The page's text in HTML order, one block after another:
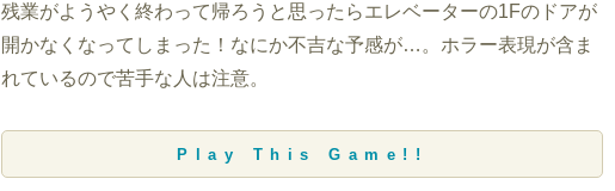
残業がようやく終わって帰ろうと思ったらエレベーターの1Fのドアが
開かなくなってしまった！なにか不吉な予感が…。ホラー表現が含ま
れているので苦手な人は注意。
Play This Game!!